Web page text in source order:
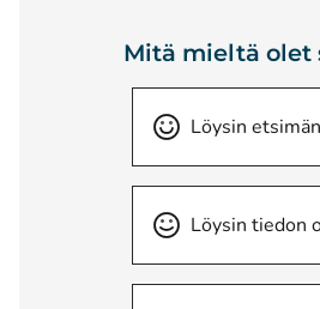
Mitä mieltä olet
Löysin
Löysin tiedon